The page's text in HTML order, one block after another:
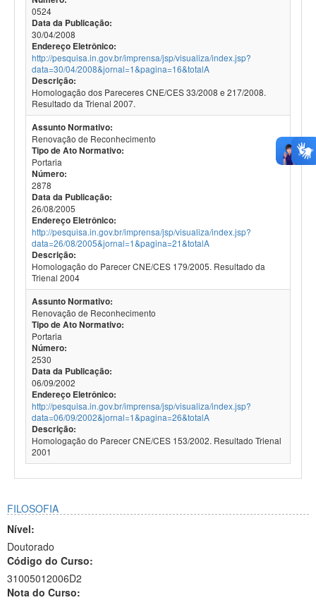
0524
Data da Publicação:
30/04/2008
Endereço Eletrônico:
http://pesquisa.in.gov.br/imprensa/jsp/visualiza/index.jsp?
data=30/04/2008&jornal=1&pagina=16&totalA
Descrição:
Homologação dos Pareceres CNE/CES 33/2008 e 217/2008.
Resultado da Trienal 2007.
Assunto Normativo:
Renovação de Reconhecimento
Tipo de Ato Normativo:
Portaria
Número:
2878
Data da Publicação:
26/08/2005
Endereço Eletrônico:
http://pesquisa.in.gov.br/imprensa/jsp/visualiza/index.jsp?
data=26/08/2005&jornal=1&pagina=21&totalA
Descrição:
Homologação do Parecer CNE/CES 179/2005. Resultado da
Trienal 2004
Assunto Normativo:
Renovação de Reconhecimento
Tipo de Ato Normativo:
Portaria
Número:
2530
Data da Publicação:
06/09/2002
Endereço Eletrônico:
http://pesquisa.in.gov.br/imprensa/jsp/visualiza/index.jsp?
data=06/09/2002&jornal=1&pagina=26&totalA
Descrição:
Homologação do Parecer CNE/CES 153/2002. Resultado Trienal
2001
FILOSOFIA
Nível:
Doutorado
Código do Curso:
31005012006D2
Nota do Curso: